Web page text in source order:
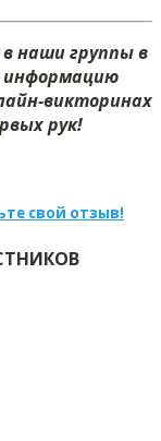
наши группы в
информацию
викторинах
рук!
свой отзыв!